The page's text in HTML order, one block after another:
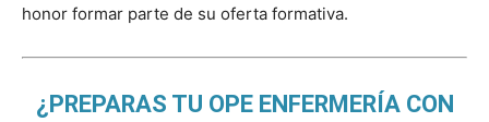
honor formar parte de su oferta formativa.
¿PREPARAS TU OPE ENFERMERÍA CON